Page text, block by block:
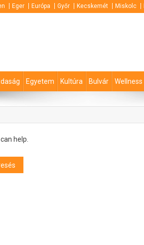
Eger Európa Győr Kecskemét Miskolc
Egyetem Kultúra Bulvár Wellness
help.